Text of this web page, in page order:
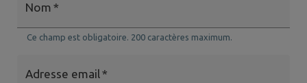
Nom *
Ce champ est obligatoire. 200 caractères maximum.
Adresse email *